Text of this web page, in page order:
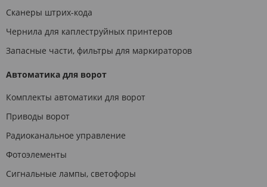
Сканеры штрих-кода
Чернила для каплеструйных принтеров
Запасные части, фильтры для маркираторов
Автоматика для ворот
Комплекты автоматики для ворот
Приводы ворот
Радиоканальное управление
Фотоэлементы
Сигнальные лампы, светофоры